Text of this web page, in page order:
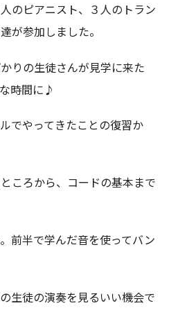
のピアニスト、３人のトラン
が参加しました。
りの生徒さんが見学に来た
時間に♪
でやってきたことの復習か
ころから、コードの基本まで
前半で学んだ音を使ってバン
生徒の演奏を見るいい機会で